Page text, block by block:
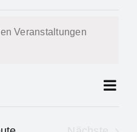
Veranstaltungen